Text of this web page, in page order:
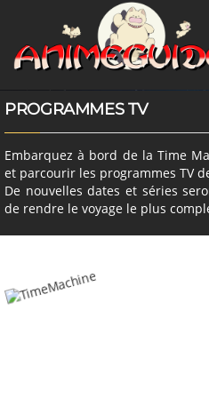
PROGRAMMES TV
Embarquez à bord de la Time
et parcourir les programmes TV
De nouvelles dates et séries
de rendre le voyage le plus
Panneau de gestion des cookies